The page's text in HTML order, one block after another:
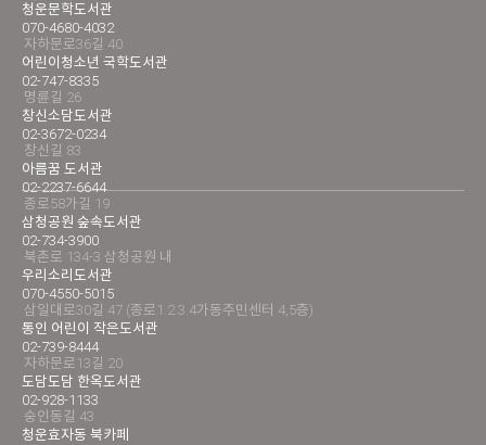
청운문학도서관
070-4680-4032
자하문로36길 40
어린이청소년 국학도서관
02-747-8335
명륜길 26
창신소담도서관
02-3672-0234
창신길 83
아름꿈 도서관
02-2237-6644
종로58가길 19
삼청공원 숲속도서관
02-734-3900
북촌로 134-3 삼청공원 내
우리소리도서관
070-4550-5015
삼일대로30길 47 (종로1.2.3.4가동주민센터 4,5층)
통인 어린이 작은도서관
02-739-8444
자하문로13길 20
도담도담 한옥도서관
02-928-1133
숭인동길 43
청운효자동 북카페